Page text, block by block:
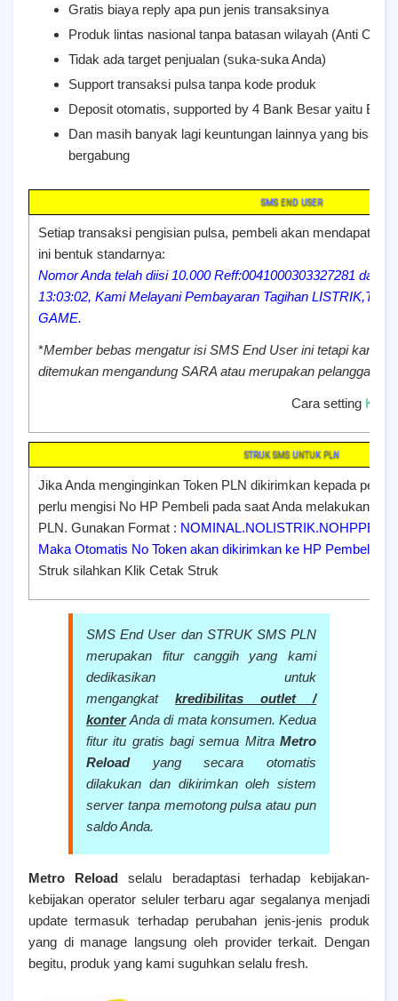
Gratis biaya reply apa pun jenis transaksinya
Produk lintas nasional tanpa batasan wilayah (Anti
Tidak ada target penjualan (suka-suka Anda)
Support transaksi pulsa tanpa kode produk
Deposit otomatis, supported by 4 Bank Besar yaitu
Dan masih banyak lagi keuntungan lainnya yang bisa
bergabung
SMS END USER
Setiap transaksi pengisian pulsa, pembeli akan mendapatkan
ini bentuk standarnya:
Nomor Anda telah diisi 10.000 Reff:0041000303327281 dari
13:03:02, Kami Melayani Pembayaran Tagihan
GAME.
*Member bebas mengatur isi SMS End User ini tetapi kami
ditemukan mengandung SARA atau merupakan pelanggaran
Cara setting Klik
STRUK SMS UNTUK PLN
Jika Anda menginginkan Token PLN dikirimkan kepada
perlu mengisi No HP Pembeli pada saat Anda melakukan
PLN. Gunakan Format :
Maka Otomatis No Token akan dikirimkan ke HP Pembeli
Struk silahkan Klik Cetak Struk
SMS End User dan STRUK SMS PLN
merupakan fitur canggih yang kami
dedikasikan untuk
mengangkatkredibilitas outlet /
konterAnda di mata konsumen. Kedua
fitur itu gratis bagi semua Mitra Metro
Reload yang secara otomatis
dilakukan dan dikirimkan oleh sistem
server tanpa memotong pulsa atau pun
saldo Anda.
Metro Reload selalu beradaptasi terhadap kebijakan-
kebijakan operator seluler terbaru agar segalanya menjadi
update termasuk terhadap perubahan jenis-jenis produk
yang di manage langsung oleh provider terkait. Dengan
begitu, produk yang kami suguhkan selalu fresh.